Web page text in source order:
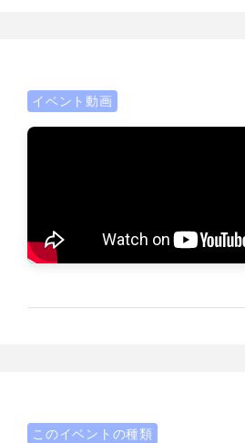
イベント動画
このイベントの種類